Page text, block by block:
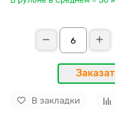
В закладки